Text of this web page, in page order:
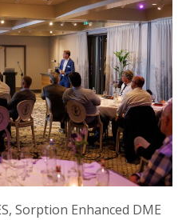
Sorption Enhanced DME